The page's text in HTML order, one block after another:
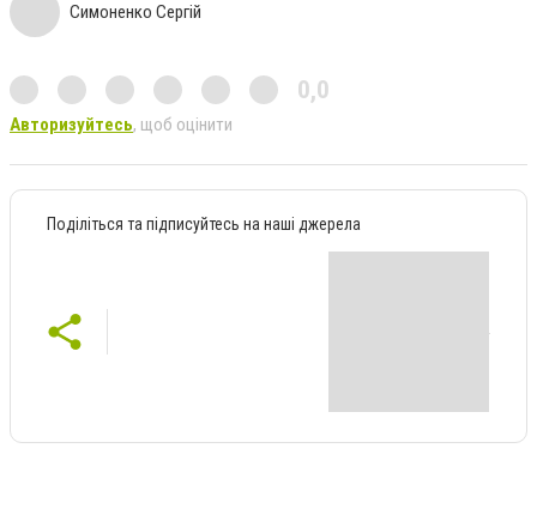
Симоненко Сергій
0,0
Авторизуйтесь, щоб оцінити
Поділіться та підписуйтесь на наші джерела